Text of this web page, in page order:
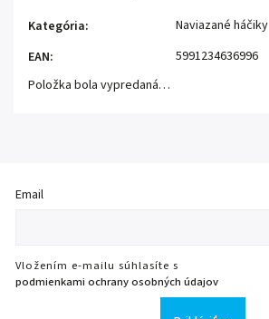
Kategória:
Naviazané háčiky
EAN:
5991234636996
Položka bola vypredaná…
Email
Vložením e-mailu súhlasíte s
podmienkami ochrany osobných údajov